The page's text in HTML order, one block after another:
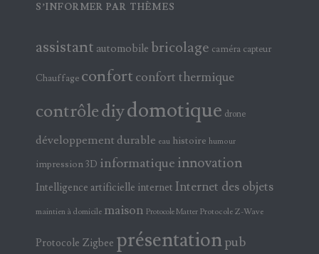
S’INFORMER PAR THÈMES
assistant automobile bricolage caméra capteur
Chauffage confort confort thermique
contrôlediydomotique drone
développement durable eau histoire humour
impression 3D informatique innovation
Intelligence artificielle internet Internet des objets
maintien à domicile maison Protocole Matter Protocole Z-Wave
Protocole Zigbee présentationpub